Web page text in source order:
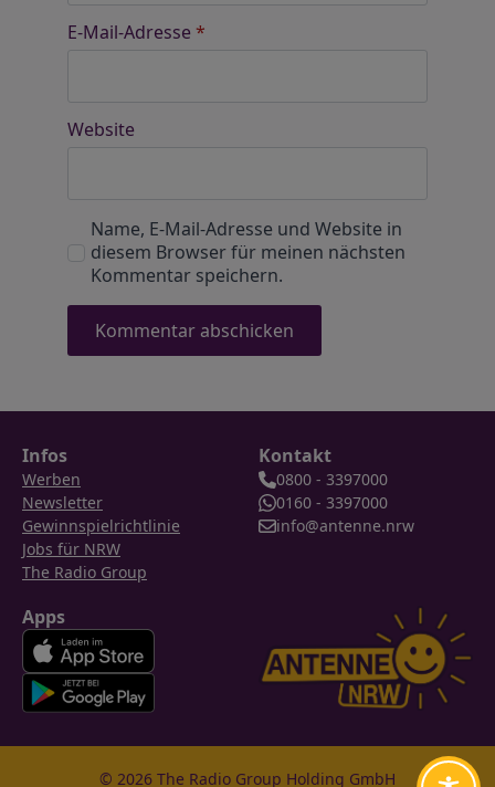
E-Mail-Adresse *
Website
Name, E-Mail-Adresse und Website in
diesem Browser für meinen nächsten
Kommentar speichern.
Infos
Werben
Newsletter
Gewinnspielrichtlinie
Jobs für NRW
The Radio Group
Kontakt
0800 - 3397000
0160 - 3397000
info@antenne.nrw
Apps
© 2026 The Radio Group Holding GmbH